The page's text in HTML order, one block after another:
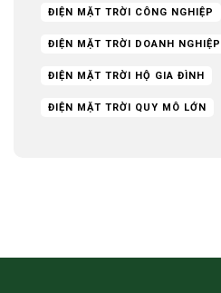
ĐIỆN MẶT TRỜI CÔNG NGHIỆP
ĐIỆN MẶT TRỜI DOANH NGHIỆP
ĐIỆN MẶT TRỜI HỘ GIA ĐÌNH
ĐIỆN MẶT TRỜI QUY MÔ LỚN